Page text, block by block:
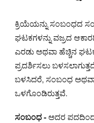
ಕ್ರಿಯೆಯನ್ನು ಸಂಬಂಧದ
ಘಟಕಗಳನ್ನು ವಜ್ರದ
ಎರಡು ಅಥವಾ ಹೆಚ್ಚಿನ
ಪ್ರದರ್ಶಿಸಲು
ಬಳಸಿದರೆ, ಸಂಬಂಧ
ಒಳಗೊಂಡಿರುತ್ತವೆ.
ಸಂಬಂಧ -ಅದರ